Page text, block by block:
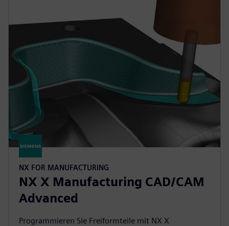
NX FOR MANUFACTURING
NX X Manufacturing CAD/CAM
Advanced
Programmieren Sie Freiformteile mit NX X